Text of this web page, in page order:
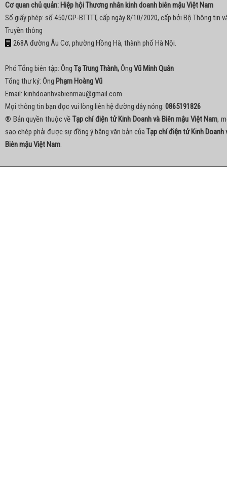
Cơ quan chủ quản: Hiệp hội Thương nhân kinh doanh biên mậu Việt Nam
Số giấy phép: số 450/GP-BTTTT, cấp ngày 8/10/2020, cấp bởi Bộ Thông tin
Truyền thông
268A đường Âu Cơ, phường Hồng Hà, thành phố Hà Nội.
Phó Tổng biên tập: Ông Tạ Trung Thành,Ông Vũ Minh Quân
Tổng thư ký: Ông Phạm Hoàng Vũ
Email: kinhdoanhvabienmau@gmail.com
Mọi thông tin bạn đọc vui lòng liên hệ đường dây nóng: 0865191826
® Bản quyền thuộc về Tạp chí điện tử Kinh Doanh và Biên mậu Việt Nam,
sao chép phải được sự đồng ý bằng văn bản củaTạp chí điện tử Kinh Doanh
Biên mậu Việt Nam.